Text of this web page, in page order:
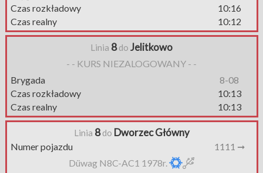
Czas rozkładowy
10:16
Czas realny
10:12
Linia 8do Jelitkowo
- - KURS NIEZALOGOWANY - -
Brygada
8-08
Czas rozkładowy
10:13
Czas realny
10:13
Linia 8do Dworzec Główny
Numer pojazdu
1111 ➞
Düwag N8C-AC1 1978r.